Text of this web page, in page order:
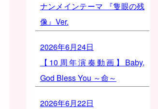
ナンメインテーマ 『隻眼の残
像』Ver.
2026年6月24日
【10周年演奏動画】Baby,
God Bless You ～命～
2026年6月22日